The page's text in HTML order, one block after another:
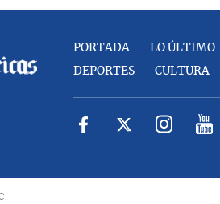
PORTADA LO ÚLTIMO
DEPORTES CULTURA